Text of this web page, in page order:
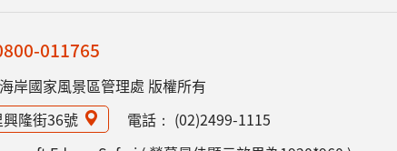
011765
岸國家風景區管理處 版權所有
隆街36號 電話： (02)2499-1115